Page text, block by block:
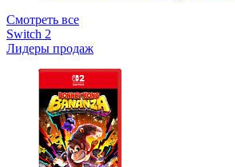
Смотреть все
Switch 2
Лидеры продаж